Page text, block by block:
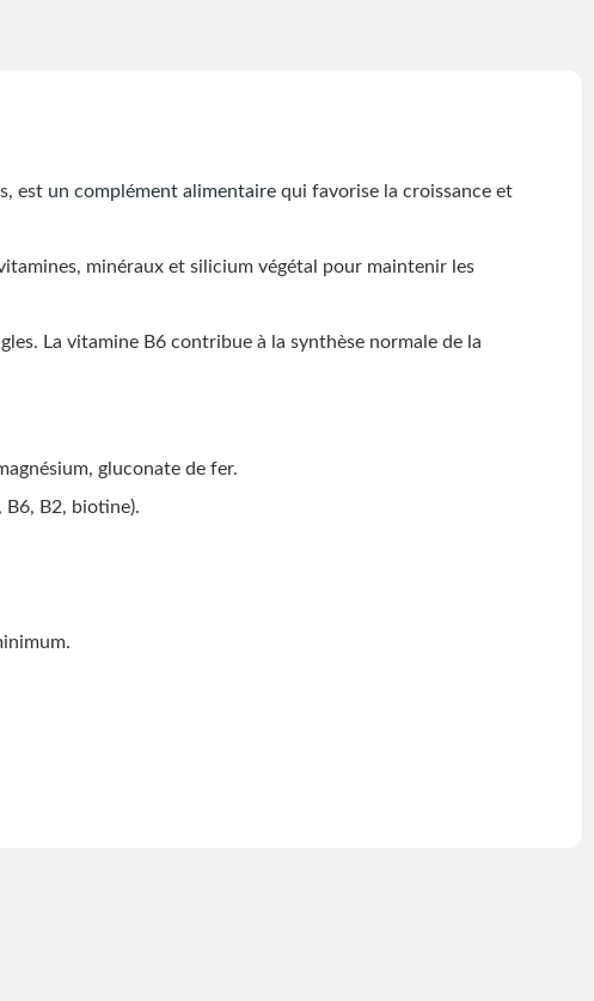
est un complément alimentaire qui favorise la croissance et
minéraux et silicium végétal pour maintenir les
La vitamine B6 contribue à la synthèse normale de la
gluconate de fer.
B6, B2, biotine).